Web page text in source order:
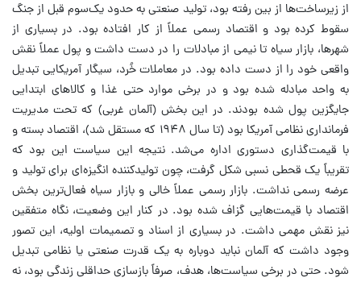
از زیرساخت‌ها از بین رفته بود، تولید صنعتی به حدود یک‌سوم قبل از جنگ
سقوط کرده بود و اقتصاد رسمی عملاً از کار افتاده بود. در بسیاری از
شهرها، بازار سیاه تا نیمی از مبادلات را در دست داشت و پول عملاً نقش
واقعی خود را از دست داده بود. در معاملات خُرد، سیگار آمریکایی تبدیل
به واحد مبادله شده بود و در برخی موارد حتی غذا و کالاهای ابتدایی
جایگزین پول شده بودند. در این بخش‌ (آلمان غربی) که تحت مدیریت
فرمانداری نظامی آمریکا بود (تا سال ۱۹۴۸ که مستقل شد)، اقتصاد بسته و
با قیمت‌گذاری دستوری اداره می‌شد. نتیجه این سیاست این بود که
تقریباً یک قحطی نسبی شکل گرفت، چون تولیدکننده انگیزه‌ای برای تولید و
عرضه رسمی نداشت. بازار رسمی عملاً خالی و بازار سیاه فعال‌ترین بخش
اقتصاد با قیمت‌هایی گزاف شده بود. در کنار این وضعیت، نگاه متفقین
نیز نقش مهمی داشت. در بسیاری از اسناد و تصمیمات اولیه، این تصور
وجود داشت که آلمان نباید دوباره به یک قدرت صنعتی یا نظامی تبدیل
شود. حتی در برخی سیاست‌ها، هدف، صرفاً بازسازی حداقلی زندگی بود، نه